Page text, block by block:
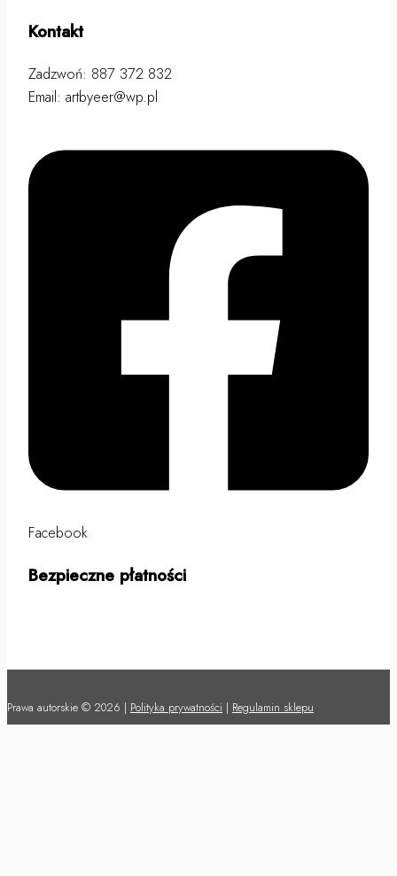
Kontakt
Zadzwoń: 887 372 832
Email: artbyeer@wp.pl
Facebook
Bezpieczne płatności
Prawa autorskie © 2026 | Polityka prywatności | Regulamin sklepu